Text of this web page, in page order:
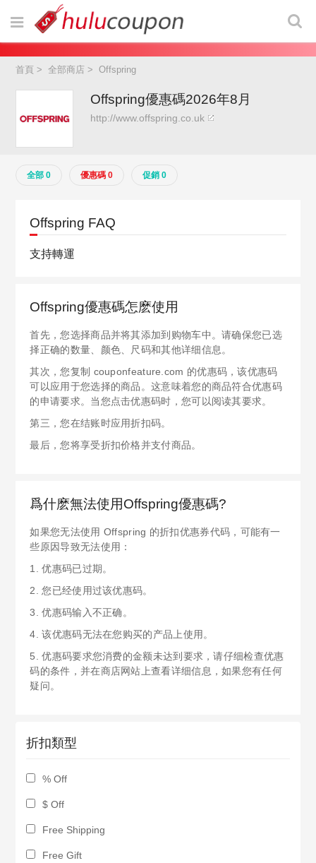
首頁 >全部商店 >Offspring
Offspring優惠碼2026年8月
http://www.offspring.co.uk
全部 0 優惠碼 0 促銷 0
Offspring FAQ
支持轉運
Offspring優惠碼怎麽使用
首先，您选择商品并将其添加到购物车中。请确保您已选
择正确的数量、颜色、尺码和其他详细信息。
其次，您复制 couponfeature.com 的优惠码，该优惠码
可以应用于您选择的商品。这意味着您的商品符合优惠码
的申请要求。当您点击优惠码时，您可以阅读其要求。
第三，您在结账时应用折扣码。
最后，您将享受折扣价格并支付商品。
爲什麽無法使用Offspring優惠碼?
如果您无法使用 Offspring 的折扣优惠券代码，可能有一
些原因导致无法使用：
1. 优惠码已过期。
2. 您已经使用过该优惠码。
3. 优惠码输入不正确。
4. 该优惠码无法在您购买的产品上使用。
5. 优惠码要求您消费的金额未达到要求，请仔细检查优惠
码的条件，并在商店网站上查看详细信息，如果您有任何
疑问。
折扣類型
% Off
$ Off
Free Shipping
Free Gift